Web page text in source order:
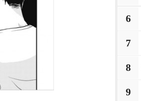
6
7
8
9